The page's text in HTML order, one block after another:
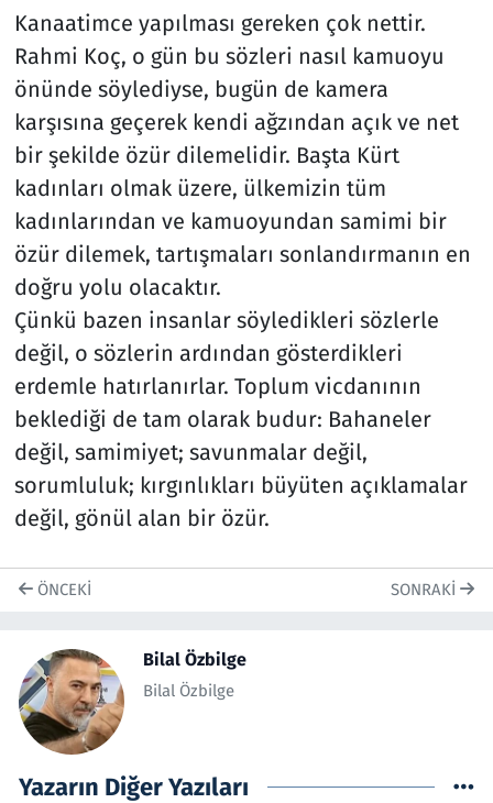
Kanaatimce yapılması gereken çok nettir.
Rahmi Koç, o gün bu sözleri nasıl kamuoyu
önünde söylediyse, bugün de kamera
karşısına geçerek kendi ağzından açık ve net
bir şekilde özür dilemelidir. Başta Kürt
kadınları olmak üzere, ülkemizin tüm
kadınlarından ve kamuoyundan samimi bir
özür dilemek, tartışmaları sonlandırmanın en
doğru yolu olacaktır.
Çünkü bazen insanlar söyledikleri sözlerle
değil, o sözlerin ardından gösterdikleri
erdemle hatırlanırlar. Toplum vicdanının
beklediği de tam olarak budur: Bahaneler
değil, samimiyet; savunmalar değil,
sorumluluk; kırgınlıkları büyüten açıklamalar
değil, gönül alan bir özür.
ÖNCEKI SONRAKI
Bilal Özbilge
Bilal Özbilge
Yazarın Diğer Yazıları